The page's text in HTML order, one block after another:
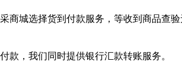
商城选择货到付款服务，等收到商品查验
款，我们同时提供银行汇款转账服务。